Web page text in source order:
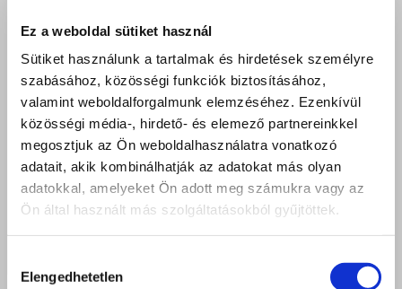
Ez a weboldal sütiket használ
Sütiket használunk a tartalmak és hirdetések személyre
szabásához, közösségi funkciók biztosításához,
valamint weboldalforgalmunk elemzéséhez. Ezenkívül
közösségi média-, hirdető- és elemező partnereinkkel
megosztjuk az Ön weboldalhasználatra vonatkozó
adatait, akik kombinálhatják az adatokat más olyan
adatokkal, amelyeket Ön adott meg számukra vagy az
Ön által használt más szolgáltatásokból gyűjtöttek.
kiválasztása
Elengedhetetlen